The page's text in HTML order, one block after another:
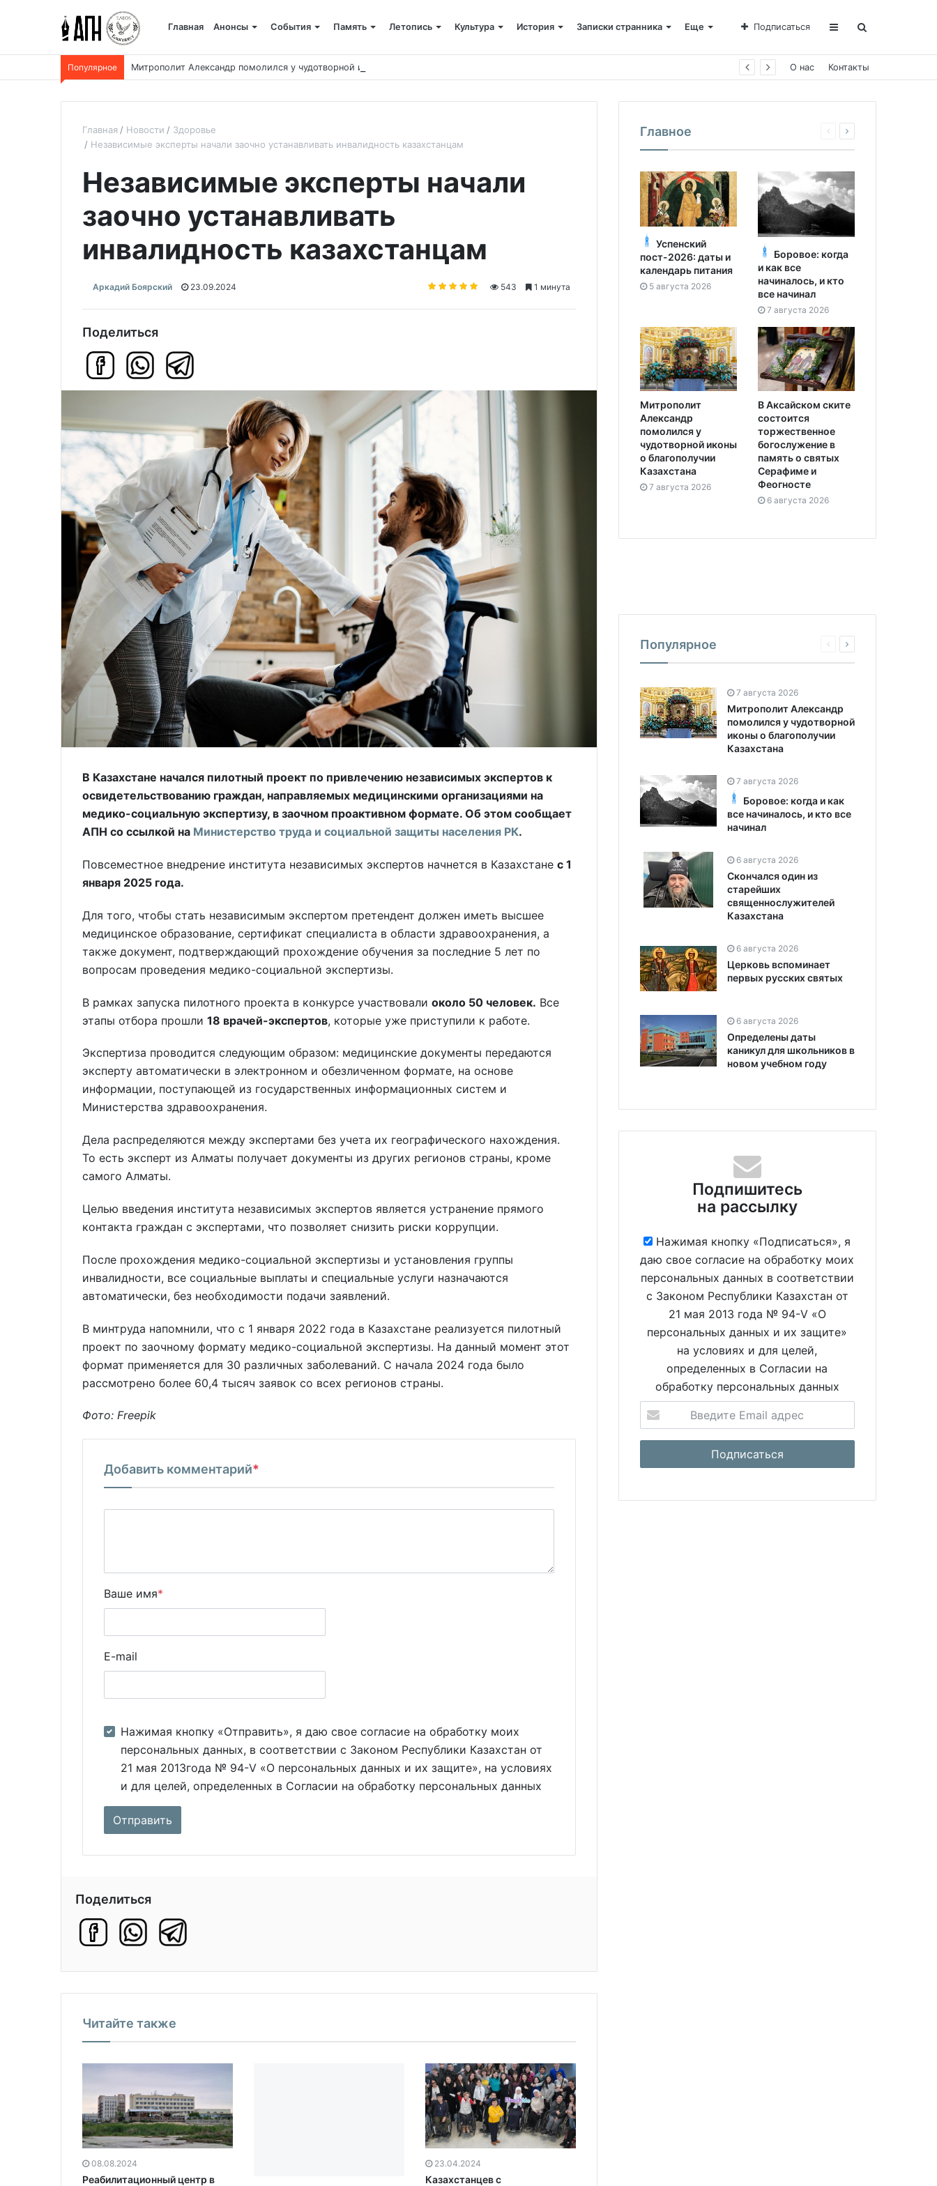
Главная Анонсы События Память Летопись Культура История Записки странника Еще Подписаться
Популярное Митрополит Александр помолился у чудотворной иконы о благополучии Казахстана О нас Контакты
Главная Новости
Здоровье
Независимые эксперты начали заочно устанавливать инвалидность казахстанцам
Независимые эксперты начали
заочно устанавливать
инвалидность казахстанцам
Аркадий Боярский 23.09.2024 543 1 минута
Поделиться
В Казахстане начался пилотный проект по привлечению независимых экспертов к
освидетельствованию граждан, направляемых медицинскими организациями на
медико-социальную экспертизу, в заочном проактивном формате. Об этом сообщает
АПН со ссылкой на Министерство труда и социальной защиты населения РК.
Повсеместное внедрение института независимых экспертов начнется в Казахстане с 1
января 2025 года.
Для того, чтобы стать независимым экспертом претендент должен иметь высшее
медицинское образование, сертификат специалиста в области здравоохранения, а
также документ, подтверждающий прохождение обучения за последние 5 лет по
вопросам проведения медико-социальной экспертизы.
В рамках запуска пилотного проекта в конкурсе участвовали около 50 человек. Все
этапы отбора прошли 18 врачей-экспертов, которые уже приступили к работе.
Экспертиза проводится следующим образом: медицинские документы передаются
эксперту автоматически в электронном и обезличенном формате, на основе
информации, поступающей из государственных информационных систем и
Министерства здравоохранения.
Дела распределяются между экспертами без учета их географического нахождения.
То есть эксперт из Алматы получает документы из других регионов страны, кроме
самого Алматы.
Целью введения института независимых экспертов является устранение прямого
контакта граждан с экспертами, что позволяет снизить риски коррупции.
После прохождения медико-социальной экспертизы и установления группы
инвалидности, все социальные выплаты и специальные услуги назначаются
автоматически, без необходимости подачи заявлений.
В минтруда напомнили, что с 1 января 2022 года в Казахстане реализуется пилотный
проект по заочному формату медико-социальной экспертизы. На данный момент этот
формат применяется для 30 различных заболеваний. С начала 2024 года было
рассмотрено более 60,4 тысяч заявок со всех регионов страны.
Фото: Freepik
Добавить комментарий*
Ваше имя*
E-mail
Нажимая кнопку «Отправить», я даю свое согласие на обработку моих
персональных данных, в соответствии с Законом Республики Казахстан от
21 мая 2013года № 94-V «О персональных данных и их защите», на условиях
и для целей, определенных в Согласии на обработку персональных данных
Поделиться
Читайте также
08.08.2024
Реабилитационный центр в
23.04.2024
Казахстанцев с
Главное
Успенский
пост-2026: даты и
календарь питания
5 августа 2026
Боровое: когда
и как все
начиналось, и кто
все начинал
7 августа 2026
Митрополит
Александр
помолился у
чудотворной иконы
о благополучии
Казахстана
7 августа 2026
В Аксайском ските
состоится
торжественное
богослужение в
память о святых
Серафиме и
Феогносте
6 августа 2026
Популярное
7 августа 2026
Митрополит Александр
помолился у чудотворной
иконы о благополучии
Казахстана
7 августа 2026
Боровое: когда и как
все начиналось, и кто все
начинал
6 августа 2026
Скончался один из
старейших
священнослужителей
Казахстана
6 августа 2026
Церковь вспоминает
первых русских святых
6 августа 2026
Определены даты
каникул для школьников в
новом учебном году
Подпишитесь
на рассылку
Нажимая кнопку «Подписаться», я
даю свое согласие на обработку моих
персональных данных в соответствии
с Законом Республики Казахстан от
21 мая 2013 года № 94-V «О
персональных данных и их защите»
на условиях и для целей,
определенных в Согласии на
обработку персональных данных